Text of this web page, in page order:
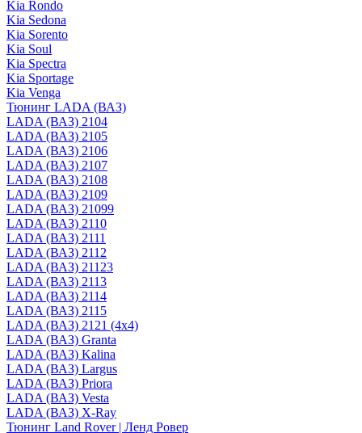
Kia Rondo
Kia Sedona
Kia Sorento
Kia Soul
Kia Spectra
Kia Sportage
Kia Venga
Тюнинг LADA (ВАЗ)
LADA (ВАЗ) 2104
LADA (ВАЗ) 2105
LADA (ВАЗ) 2106
LADA (ВАЗ) 2107
LADA (ВАЗ) 2108
LADA (ВАЗ) 2109
LADA (ВАЗ) 21099
LADA (ВАЗ) 2110
LADA (ВАЗ) 2111
LADA (ВАЗ) 2112
LADA (ВАЗ) 21123
LADA (ВАЗ) 2113
LADA (ВАЗ) 2114
LADA (ВАЗ) 2115
LADA (ВАЗ) 2121 (4x4)
LADA (ВАЗ) Granta
LADA (ВАЗ) Kalina
LADA (ВАЗ) Largus
LADA (ВАЗ) Priora
LADA (ВАЗ) Vesta
LADA (ВАЗ) X-Ray
Тюнинг Land Rover | Ленд Ровер